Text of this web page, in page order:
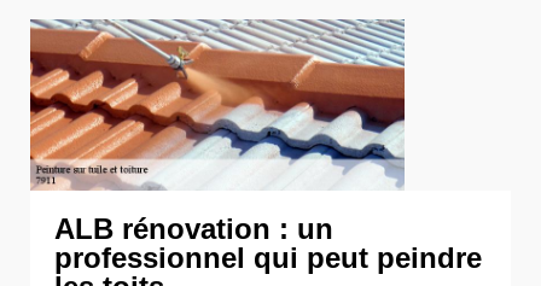
ALB rénovation : un
professionnel qui peut peindre